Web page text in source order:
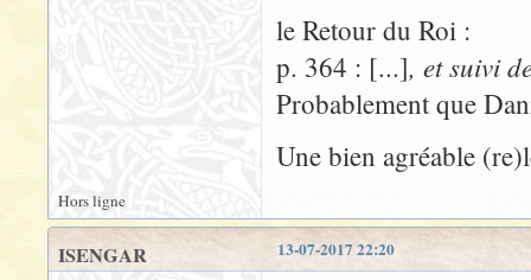
le Retour du Roi :
p. 364 : [...], et suivi
Probablement que
Une bien agréable
Hors ligne
13-07-2017 22:20
ISENGAR